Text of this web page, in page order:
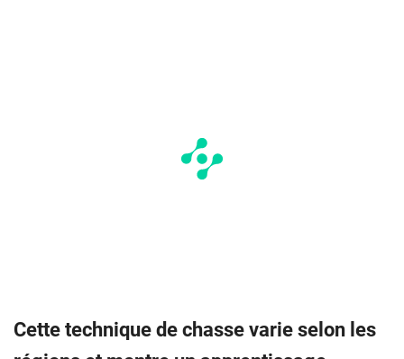
Cette technique de chasse varie selon les